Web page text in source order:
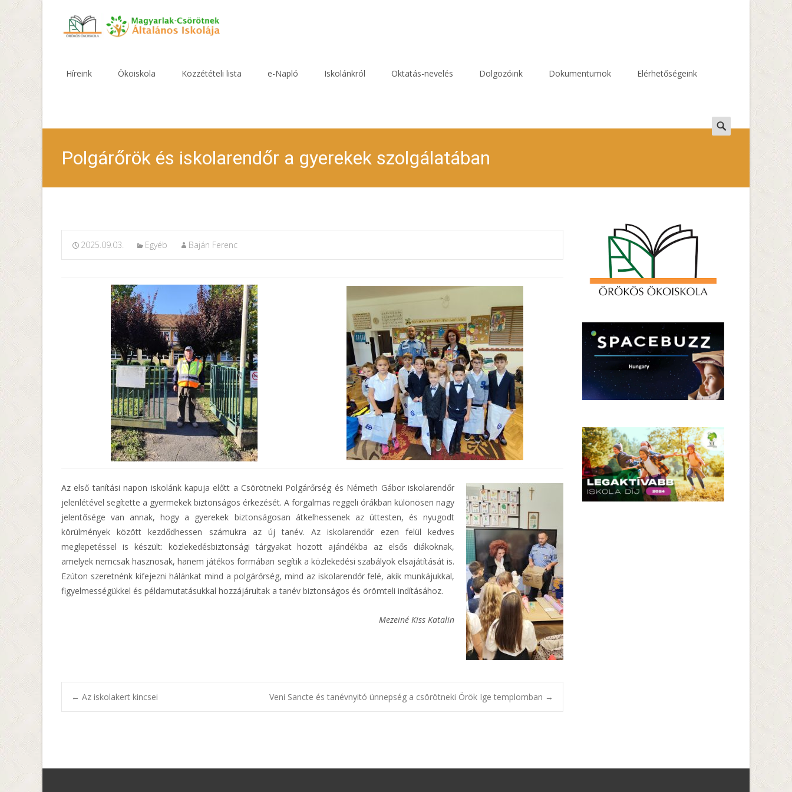
Híreink Ökoiskola Közzétételi lista e-Napló Iskolánkról Oktatás-nevelés Dolgozóink Dokumentumok Elérhetőségeink
Search
for:
Polgárőrök és iskolarendőr a gyerekek szolgálatában
2025.09.03. Egyéb Baján Ferenc
Az első tanítási napon iskolánk kapuja előtt a Csörötneki Polgárőrség és Németh Gábor iskolarendőr
jelenlétével segítette a gyermekek biztonságos érkezését. A forgalmas reggeli órákban különösen nagy
jelentősége van annak, hogy a gyerekek biztonságosan átkelhessenek az úttesten, és nyugodt
körülmények között kezdődhessen számukra az új tanév. Az iskolarendőr ezen felül kedves
meglepetéssel is készült: közlekedésbiztonsági tárgyakat hozott ajándékba az elsős diákoknak,
amelyek nemcsak hasznosak, hanem játékos formában segítik a közlekedési szabályok elsajátítását is.
Ezúton szeretnénk kifejezni hálánkat mind a polgárőrség, mind az iskolarendőr felé, akik munkájukkal,
figyelmességükkel és példamutatásukkal hozzájárultak a tanév biztonságos és örömteli indításához.
Mezeiné Kiss Katalin
Post
← Az iskolakert kincsei Veni Sancte és tanévnyitó ünnepség a csörötneki Örök Ige templomban →